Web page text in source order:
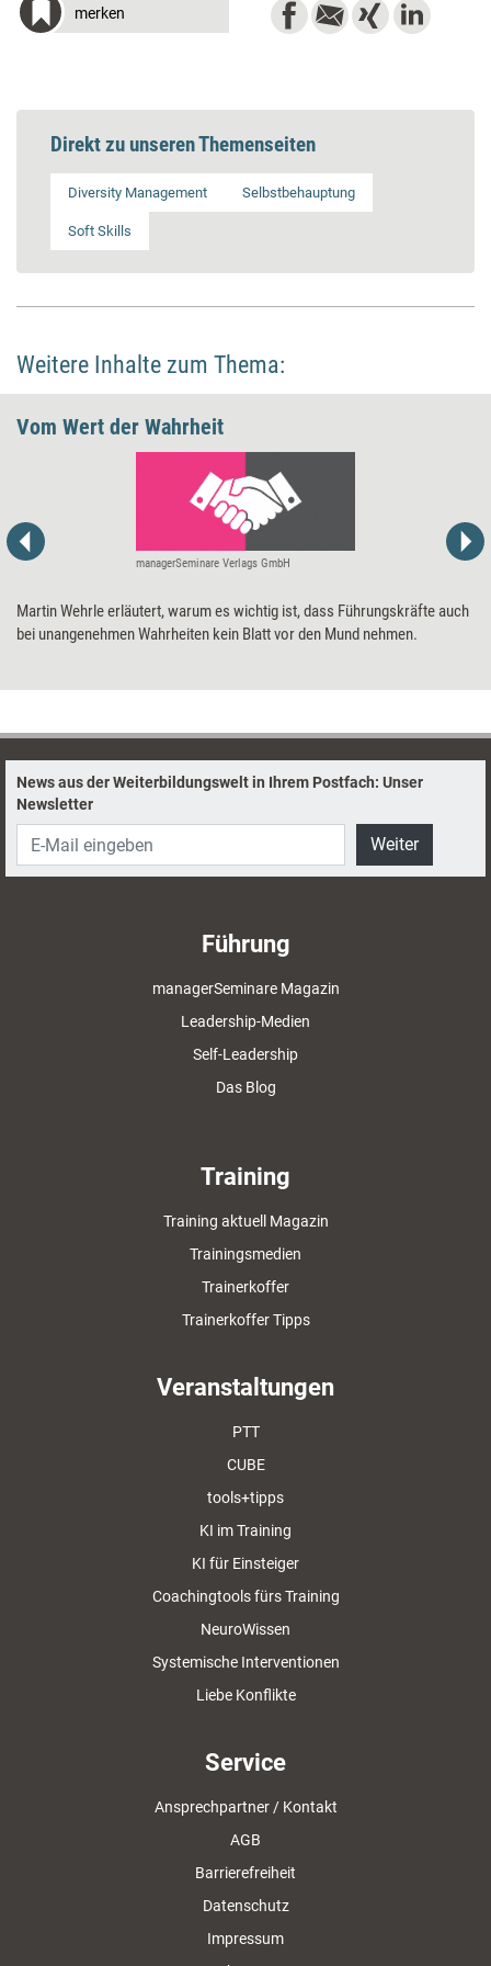
merken
Direkt zu unseren Themenseiten
Diversity Management Selbstbehauptung
Soft Skills
Weitere Inhalte zum Thema:
Vom Wert der Wahrheit
managerSeminare Verlags GmbH
Martin Wehrle erläutert, warum es wichtig ist, dass Führungskräfte auch
bei unangenehmen Wahrheiten kein Blatt vor den Mund nehmen.
News aus der Weiterbildungswelt in Ihrem Postfach: Unser
Newsletter
Weiter
Führung
managerSeminare Magazin
Leadership-Medien
Self-Leadership
Das Blog
Training
Training aktuell Magazin
Trainingsmedien
Trainerkoffer
Trainerkoffer Tipps
Veranstaltungen
PTT
CUBE
tools+tipps
KI im Training
KI für Einsteiger
Coachingtools fürs Training
NeuroWissen
Systemische Interventionen
Liebe Konflikte
Service
Ansprechpartner / Kontakt
AGB
Barrierefreiheit
Datenschutz
Impressum